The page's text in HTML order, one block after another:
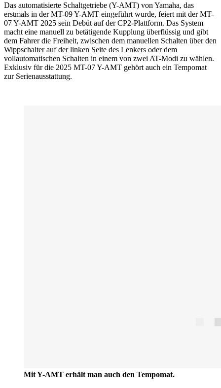
Das automatisierte Schaltgetriebe (Y-AMT) von Yamaha, das
erstmals in der MT-09 Y-AMT eingeführt wurde, feiert mit der MT-
07 Y-AMT 2025 sein Debüt auf der CP2-Plattform. Das System
macht eine manuell zu betätigende Kupplung überflüssig und gibt
dem Fahrer die Freiheit, zwischen dem manuellen Schalten über den
Wippschalter auf der linken Seite des Lenkers oder dem
vollautomatischen Schalten in einem von zwei AT-Modi zu wählen.
Exklusiv für die 2025 MT-07 Y-AMT gehört auch ein Tempomat
zur Serienausstattung.
Mit Y-AMT erhält man auch den Tempomat.